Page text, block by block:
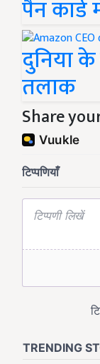
पैन
दुनिया
तलाक
Share